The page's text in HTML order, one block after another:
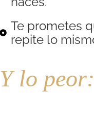
Te prometes
repite lo
Y lo